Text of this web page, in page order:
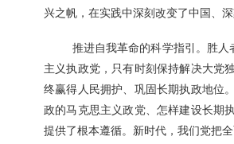
兴之帆，在实践中深刻改变了中国、深
推进自我革命的科学指引。胜
主义执政党，只有时刻保持解决大党
终赢得人民拥护、巩固长期执政地位
政的马克思主义政党、怎样建设长期
提供了根本遵循。新时代，我们党把